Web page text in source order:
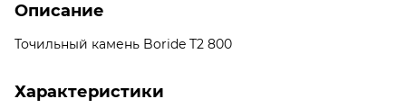
Описание
Точильный камень Boride T2 800
Характеристики